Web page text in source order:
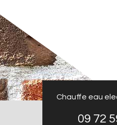
Chauffe eau
09 72